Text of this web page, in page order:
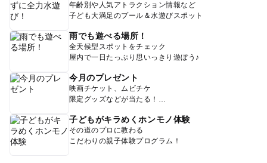
年齢別や人気アトラクション情報など
子ども大満足のプール＆水遊びスポット
雨でも遊べる場所！
全天候型スポットをチェック
屋内で一日たっぷり思いっきり遊ぼう♪
今月のプレゼント
映画チケット、ムビチケ
限定グッズなどが当たる！
子どもがキラめくホンモノ体験
その道のプロに教わる
こだわりの親子体験プログラム！